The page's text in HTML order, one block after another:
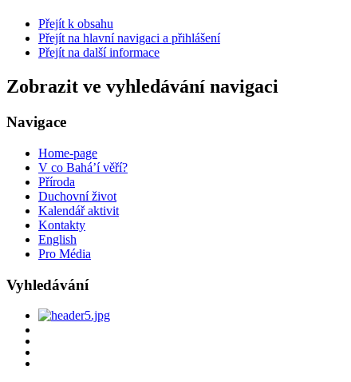
Přejít k obsahu
Přejít na hlavní navigaci a přihlášení
Přejít na další informace
Zobrazit ve vyhledávání navigaci
Navigace
Home-page
V co Bahá’í věří?
Příroda
Duchovní život
Kalendář aktivit
Kontakty
English
Pro Média
Vyhledávání